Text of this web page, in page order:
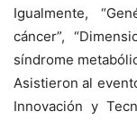
Igualmente,
cáncer”,
síndrome
Asistieron al
Innovación y